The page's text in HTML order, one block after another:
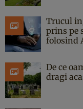
Trucul
prins pe
folosind
De ce
dragi